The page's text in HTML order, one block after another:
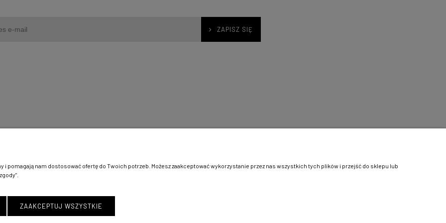
ZAPISZ SIĘ
Moje konto
Moje zamówienia
Informacje
Copyright © 1996 SEPI
pomagają nam dostosować ofertę do Twoich potrzeb. Możesz zaakceptować wykorzystanie przez nas wszystkich tych plików i przejść do sklepu lub
ZAAKCEPTUJ WSZYSTKIE